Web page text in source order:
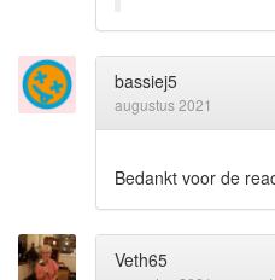
bassiej5
augustus 2021
Bedankt voor de
Veth65